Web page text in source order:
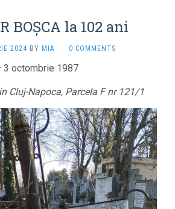
BOȘCA la 102 ani
2024 BY MIA · 0 COMMENTS
3 octombrie 1987
Cluj-Napoca, Parcela F nr 121/1